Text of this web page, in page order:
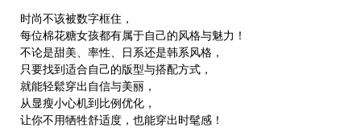
时尚不该被数字框住，
每位棉花糖女孩都有属于自己的风格与魅力！
不论是甜美、率性、日系还是韩系风格，
只要找到适合自己的版型与搭配方式，
就能轻鬆穿出自信与美丽，
从显瘦小心机到比例优化，
让你不用牺牲舒适度，也能穿出时髦感！